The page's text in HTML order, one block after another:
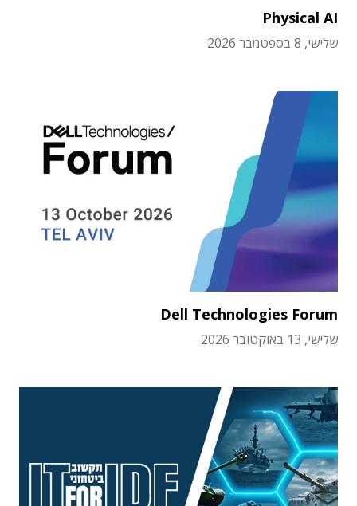
Physical AI
שלישי, 8 בספטמבר 2026
Dell Technologies Forum
שלישי, 13 באוקטובר 2026